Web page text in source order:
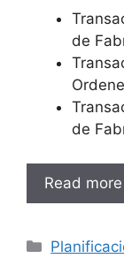
de
de
Read more